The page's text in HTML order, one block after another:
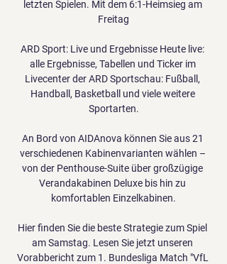
letzten Spielen. Mit dem 6:1-Heimsieg am
Freitag
ARD Sport: Live und Ergebnisse Heute live:
alle Ergebnisse, Tabellen und Ticker im
Livecenter der ARD Sportschau: Fußball,
Handball, Basketball und viele weitere
Sportarten.
An Bord von AIDAnova können Sie aus 21
verschiedenen Kabinenvarianten wählen –
von der Penthouse-Suite über großzügige
Verandakabinen Deluxe bis hin zu
komfortablen Einzelkabinen.
Hier finden Sie die beste Strategie zum Spiel
am Samstag. Lesen Sie jetzt unseren
Vorabbericht zum 1. Bundesliga Match "VfL